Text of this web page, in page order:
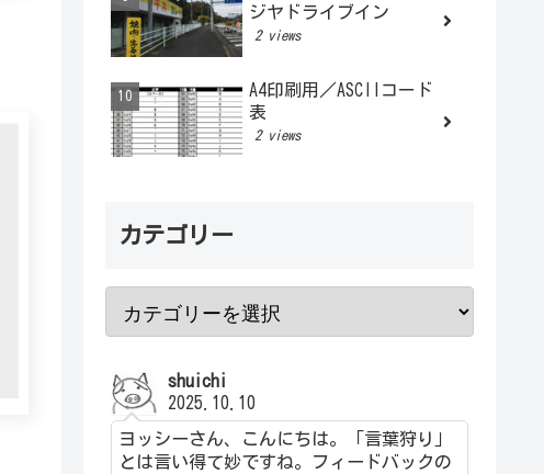
ジヤドライブイン
2 views
A4印刷用／ASCIIコード
表
2 views
カテゴリー
shuichi
2025.10.10
ヨッシーさん、こんにちは。「言葉狩り」
とは言い得て妙ですね。フィードバックの